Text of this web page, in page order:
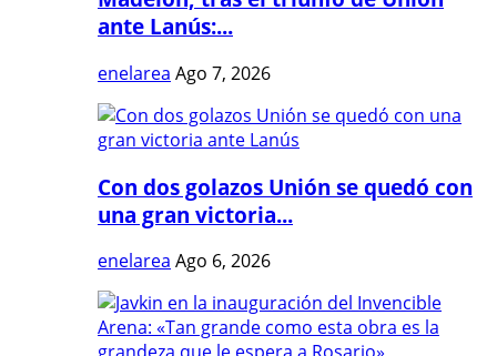
ante Lanús:...
enelarea Ago 7, 2026
Con dos golazos Unión se quedó con
una gran victoria...
enelarea Ago 6, 2026